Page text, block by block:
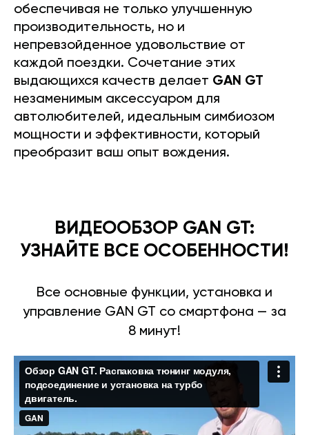
обеспечивая не только улучшенную
производительность, но и
непревзойденное удовольствие от
каждой поездки. Сочетание этих
выдающихся качеств делает GAN GT
незаменимым аксессуаром для
автолюбителей, идеальным симбиозом
мощности и эффективности, который
преобразит ваш опыт вождения.
ВИДЕООБЗОР GAN GT:
УЗНАЙТЕ ВСЕ ОСОБЕННОСТИ!
Все основные функции, установка и
управление GAN GT со смартфона — за
8 минут!